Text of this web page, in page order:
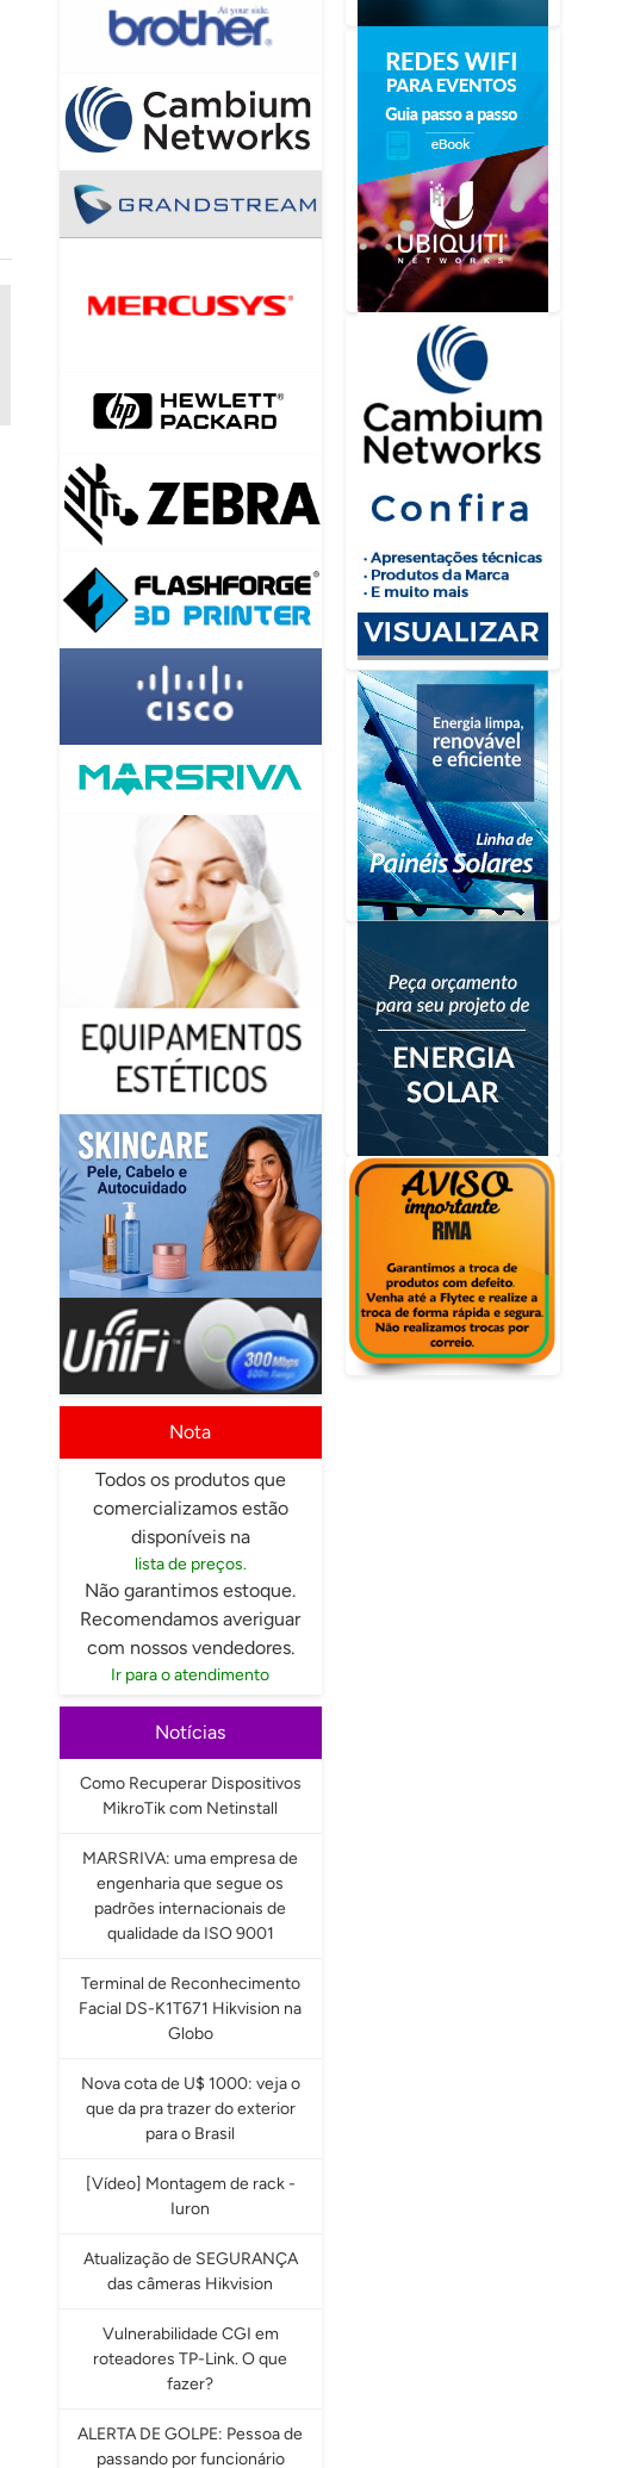
Nota
Todos os produtos que
comercializamos estão
disponíveis na
lista de preços.
Não garantimos estoque.
Recomendamos averiguar
com nossos vendedores.
Ir para o atendimento
Notícias
Como Recuperar Dispositivos
MikroTik com Netinstall
MARSRIVA: uma empresa de
engenharia que segue os
padrões internacionais de
qualidade da ISO 9001
Terminal de Reconhecimento
Facial DS-K1T671 Hikvision na
Globo
Nova cota de U$ 1000: veja o
que da pra trazer do exterior
para o Brasil
[Vídeo] Montagem de rack -
Iuron
Atualização de SEGURANÇA
das câmeras Hikvision
Vulnerabilidade CGI em
roteadores TP-Link. O que
fazer?
ALERTA DE GOLPE: Pessoa de
passando por funcionário